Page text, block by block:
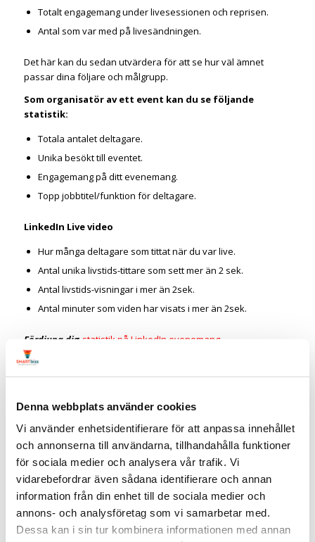
Denna webbplats använder cookies
Vi använder enhetsidentifierare för att anpassa innehållet
och annonserna till användarna, tillhandahålla funktioner
för sociala medier och analysera vår trafik. Vi
vidarebefordrar även sådana identifierare och annan
information från din enhet till de sociala medier och
annons- och analysföretag som vi samarbetar med.
Dessa kan i sin tur kombinera informationen med annan
Totalt engagemang under livesessionen och reprisen.
Antal som var med på livesändningen.
Det här kan du sedan utvärdera för att se hur väl ämnet
passar dina följare och målgrupp.
Som organisatör av ett event kan du se följande
statistik:
Totala antalet deltagare.
Unika besökt till eventet.
Engagemang på ditt evenemang.
Topp jobbtitel/funktion för deltagare.
LinkedIn Live video
Hur många deltagare som tittat när du var live.
Antal unika livstids-tittare som sett mer än 2 sek.
Antal livstids-visningar i mer än 2sek.
Antal minuter som viden har visats i mer än 2sek.
Fördjupa dig statistik på LinkedIn evenemang
5 strategier för att lyckas
med LinkedIn Live Events
Visste du att livesändningar får upp till 7 gånger fler reaktioner
och 24 gånger fler kommentarer än vanliga videor?
Med LinkedIn Live kan du nå din professionella målgrupp – i
realtid, var du än är.
Här är fem smarta strategier för att få ut mer av dina
livesändningar:
1. Planera i förväg och marknadsför